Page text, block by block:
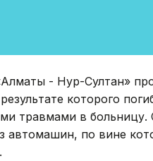
- Нур-Султан»
которого
травмами в
автомашин, по вине